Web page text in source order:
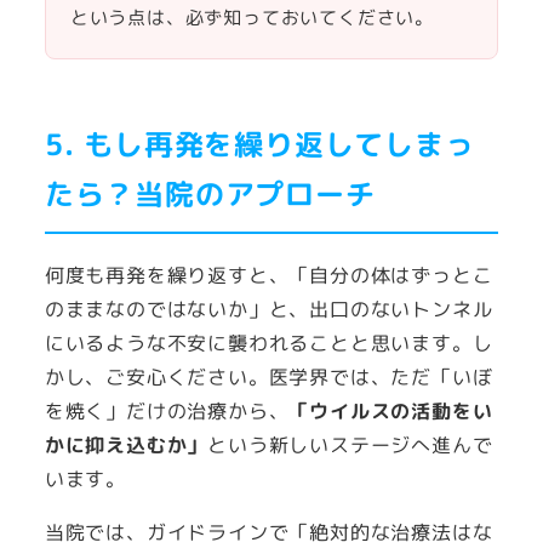
という点は、必ず知っておいてください。
5. もし再発を繰り返してしまっ
たら？当院のアプローチ
何度も再発を繰り返すと、「自分の体はずっとこ
のままなのではないか」と、出口のないトンネル
にいるような不安に襲われることと思います。し
かし、ご安心ください。医学界では、ただ「いぼ
を焼く」だけの治療から、
「ウイルスの活動をい
かに抑え込むか」 という新しいステージへ進んで
います。
当院では、ガイドラインで「絶対的な治療法はな